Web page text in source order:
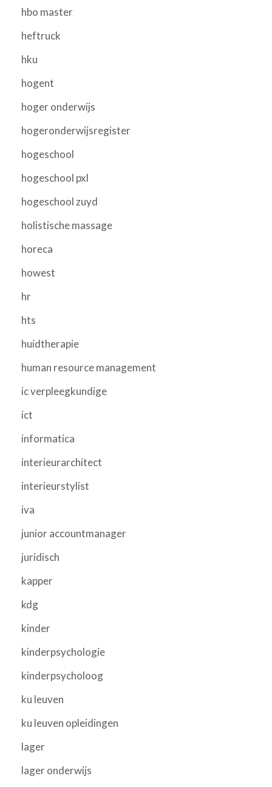
hbo master
heftruck
hku
hogent
hoger onderwijs
hogeronderwijsregister
hogeschool
hogeschool pxl
hogeschool zuyd
holistische massage
horeca
howest
hr
hts
huidtherapie
human resource management
ic verpleegkundige
ict
informatica
interieurarchitect
interieurstylist
iva
junior accountmanager
juridisch
kapper
kdg
kinder
kinderpsychologie
kinderpsycholoog
ku leuven
ku leuven opleidingen
lager
lager onderwijs